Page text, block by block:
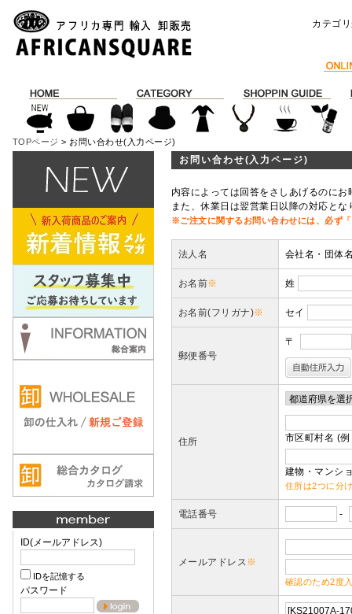
カテゴ
TOPページ > お問い合わせ(入力ページ)
ID(メールアドレス)
IDを記憶する
パスワード
お問い合わせ(入力ページ)
内容によっては回答をさしあげるのに
また、休業日は翌営業日以降の対応と
※ご注文に関するお問い合わせには、必ず
法人名 会社名・団体
お名前※ 姓
お名前(フリガナ)※ セイ
郵便番号
〒
住所 市区町村名 (
建物・マンシ
住所は2つに分
電話番号 -
メールアドレス※
確認のため2度